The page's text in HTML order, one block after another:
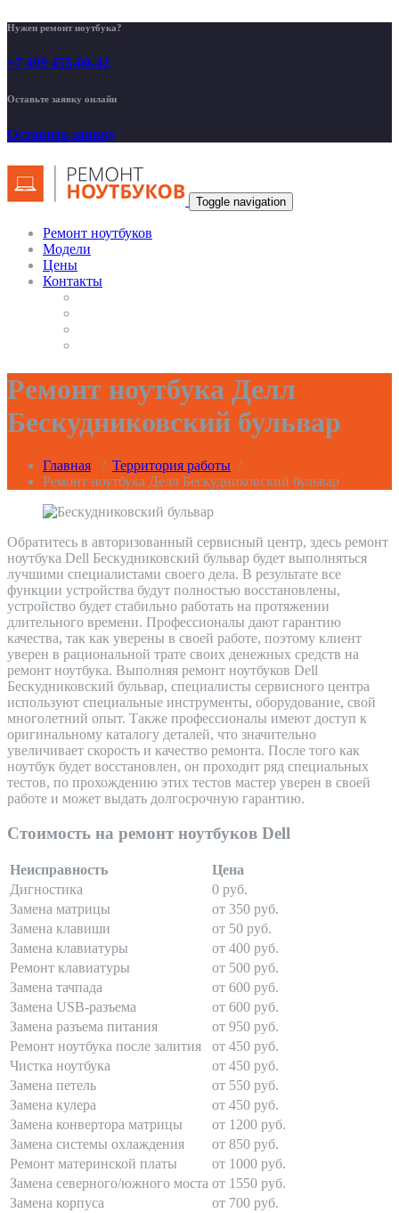
Нужен ремонт ноутбука?
+7 499 455-00-42
Оставьте заявку онлайн
Оставить заявку
Toggle navigation
Ремонт ноутбуков
Модели
Цены
Контакты
Ремонт ноутбука Делл
Бескудниковский бульвар
Главная / Территория работы /
Ремонт ноутбука Делл Бескудниковский бульвар
Обратитесь в авторизованный сервисный центр, здесь ремонт
ноутбука Dell Бескудниковский бульвар будет выполняться
лучшими специалистами своего дела. В результате все
функции устройства будут полностью восстановлены,
устройство будет стабильно работать на протяжении
длительного времени. Профессионалы дают гарантию
качества, так как уверены в своей работе, поэтому клиент
уверен в рациональной трате своих денежных средств на
ремонт ноутбука. Выполняя ремонт ноутбуков Dell
Бескудниковский бульвар, специалисты сервисного центра
используют специальные инструменты, оборудование, свой
многолетний опыт. Также профессионалы имеют доступ к
оригинальному каталогу деталей, что значительно
увеличивает скорость и качество ремонта. После того как
ноутбук будет восстановлен, он проходит ряд специальных
тестов, по прохождению этих тестов мастер уверен в своей
работе и может выдать долгосрочную гарантию.
Стоимость на ремонт ноутбуков Dell
Неисправность
Цена
Дигностика
0 руб.
Замена матрицы
от 350 руб.
Замена клавиши
от 50 руб.
Замена клавиатуры
от 400 руб.
Ремонт клавиатуры
от 500 руб.
Замена тачпада
от 600 руб.
Замена USB-разъема
от 600 руб.
Замена разъема питания
от 950 руб.
Ремонт ноутбука после залития
от 450 руб.
Чистка ноутбука
от 450 руб.
Замена петель
от 550 руб.
Замена кулера
от 450 руб.
Замена конвертора матрицы
от 1200 руб.
Замена системы охлаждения
от 850 руб.
Ремонт материнской платы
от 1000 руб.
Замена северного/южного моста от 1550 руб.
Замена корпуса
от 700 руб.